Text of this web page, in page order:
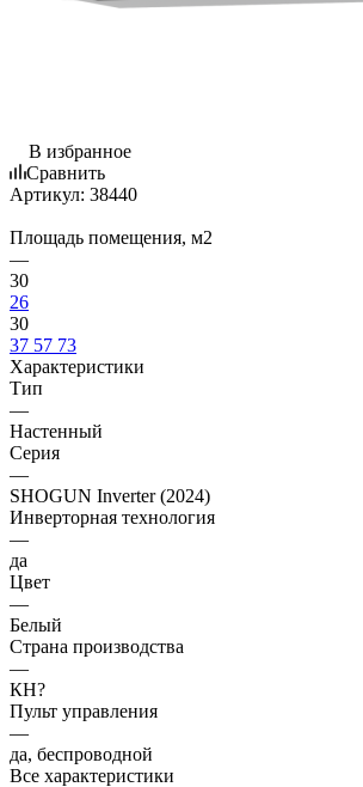
В избранное
Сравнить
Артикул: 38440
Площадь помещения, м2
—
30
26
30
37 57 73
Характеристики
Тип
—
Настенный
Серия
—
SHOGUN Inverter (2024)
Инверторная технология
—
да
Цвет
—
Белый
Страна производства
—
КН?
Пульт управления
—
да, беспроводной
Все характеристики